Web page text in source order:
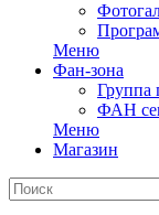
Меню
Фан-зона
Группа
ФАН
Меню
Магазин